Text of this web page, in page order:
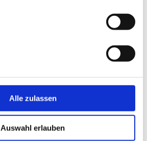
Alle zulassen
Auswahl erlauben